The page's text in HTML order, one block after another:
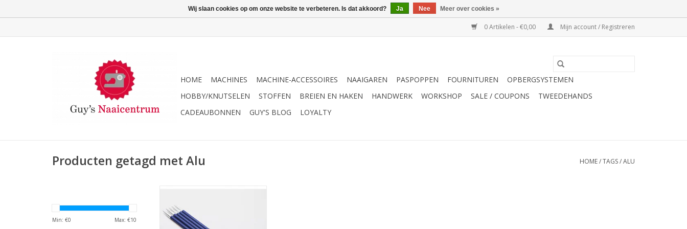
0 Artikelen - €0,00 Mijn account / Registreren
HOME MACHINES MACHINE-ACCESSOIRES NAAIGAREN PASPOPPEN FOURNITUREN
OPBERGSYSTEMEN
HOBBY/KNUTSELEN
STOFFEN BREIEN EN HAKEN HANDWERK WORKSHOP SALE / COUPONS
TWEEDEHANDS
CADEAUBONNEN
GUY'S BLOG LOYALTY
Producten getagd met Alu HOME/TAGS/ALU
Min: €0 Max: €10
rainbow 20cm 4,0mm
TOEVOEGEN AAN WINKELWAGEN
Wij slaan cookies op om onze website te verbeteren. Is dat akkoord? Ja Nee Meer over cookies »